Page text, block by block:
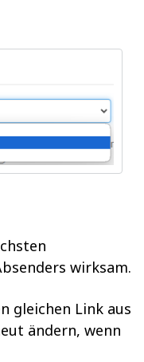
wirksam.
gleichen Link aus
ändern, wenn